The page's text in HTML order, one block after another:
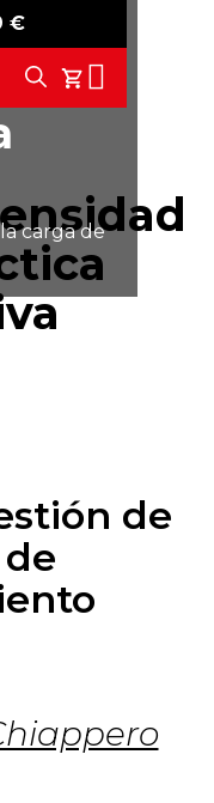
€
Tu Carrito
Search
en
carga de
de